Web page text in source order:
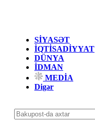
SİYASƏT
İQTİSADİYYAT
DÜNYA
İDMAN
MEDİA
Digər